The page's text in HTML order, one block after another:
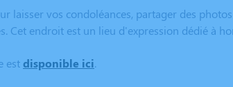
laisser vos condoléances, partager des
Cet endroit est un lieu d'expression dédié à
estdisponible ici.